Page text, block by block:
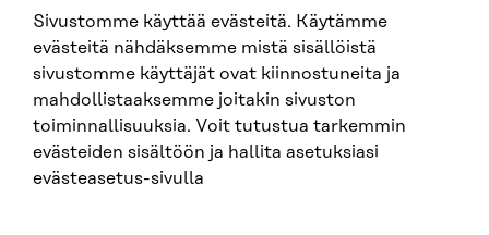
Sivustomme käyttää evästeitä. Käytämme
evästeitä nähdäksemme mistä sisällöistä
sivustomme käyttäjät ovat kiinnostuneita ja
mahdollistaaksemme joitakin sivuston
toiminnallisuuksia. Voit tutustua tarkemmin
evästeiden sisältöön ja hallita asetuksiasi
evästeasetus-sivulla
ARTIKKELI
China shock 2.0 – Eurooppa havahtuu liian hitaasti
Kiinan järjestelmävaltaan